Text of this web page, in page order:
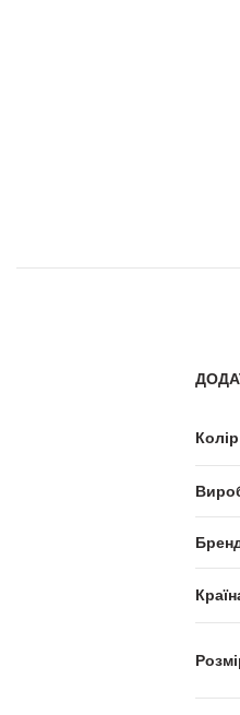
Колір